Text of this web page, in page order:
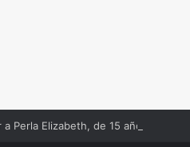
Perla Elizabeth, de 15 años